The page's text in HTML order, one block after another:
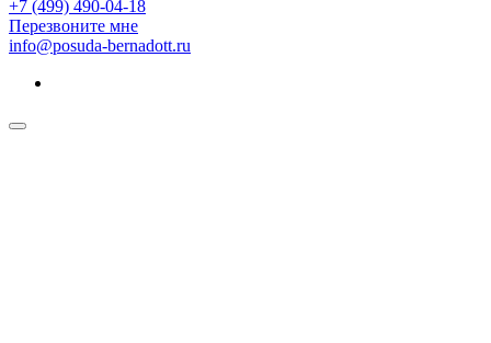
+7 (499) 490-04-18
Перезвоните мне
info@posuda-bernadott.ru